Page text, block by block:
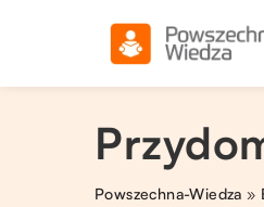
Powszechna-Wiedza »